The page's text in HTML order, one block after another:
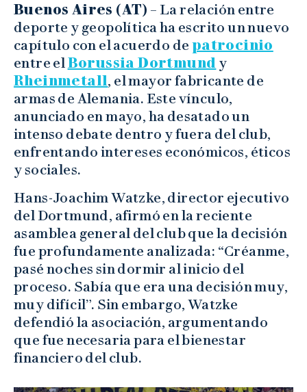
Buenos Aires (AT) – La relación entre
deporte y geopolítica ha escrito un nuevo
capítulo con el acuerdo de patrocinio
entre elBorussia Dortmund y
Rheinmetall, el mayor fabricante de
armas de Alemania. Este vínculo,
anunciado en mayo, ha desatado un
intenso debate dentro y fuera del club,
enfrentando intereses económicos, éticos
y sociales.
Hans-Joachim Watzke, director ejecutivo
del Dortmund, afirmó en la reciente
asamblea general del club que la decisión
fue profundamente analizada: “Créanme,
pasé noches sin dormir al inicio del
proceso. Sabía que era una decisión muy,
muy difícil”. Sin embargo, Watzke
defendió la asociación, argumentando
que fue necesaria para el bienestar
financiero del club.